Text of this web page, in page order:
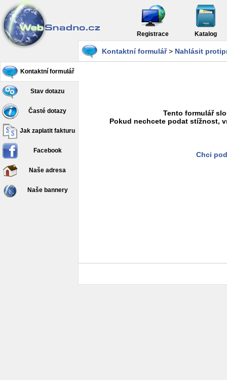
Registrace Katalog
Kontaktní formulář
Stav dotazu
Časté dotazy
Jak zaplatit fakturu
Facebook
Naše adresa
Naše bannery
Kontaktní formulář> Nahlásit
Tento formulář
Pokud nechcete podat stížnost,
Chci